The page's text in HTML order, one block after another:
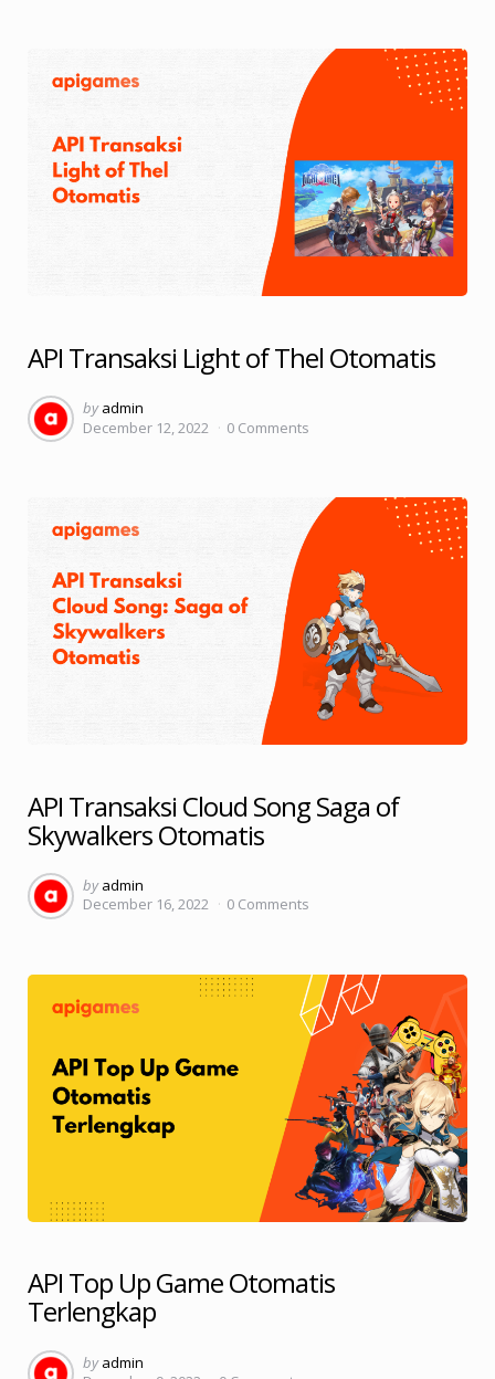
API Transaksi Light of Thel Otomatis
Posted
by
by admin
December 12, 2022
0 Comments
API Transaksi Cloud Song Saga of
Skywalkers Otomatis
Posted
by
by admin
December 16, 2022
0 Comments
API Top Up Game Otomatis
Terlengkap
Posted
by admin